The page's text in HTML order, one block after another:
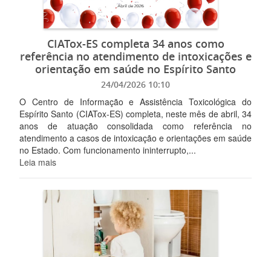
CIATox-ES completa 34 anos como
referência no atendimento de intoxicações e
orientação em saúde no Espírito Santo
24/04/2026 10:10
O Centro de Informação e Assistência Toxicológica do
Espírito Santo (CIATox-ES) completa, neste mês de abril, 34
anos de atuação consolidada como referência no
atendimento a casos de intoxicação e orientações em saúde
no Estado. Com funcionamento ininterrupto,...
Leia mais